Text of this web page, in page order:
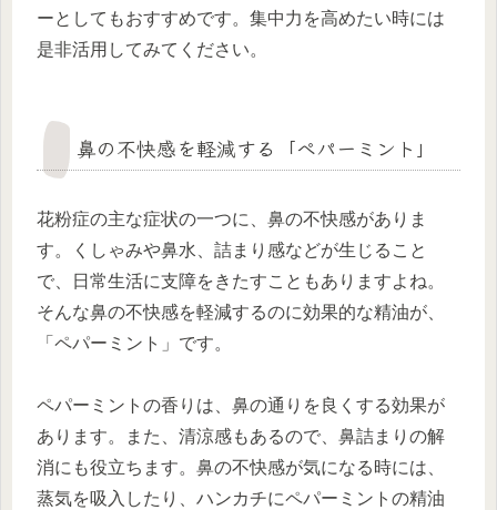
ーとしてもおすすめです。集中力を高めたい時には
是非活用してみてください。
鼻の不快感を軽減する「ペパーミント」
花粉症の主な症状の一つに、鼻の不快感がありま
す。くしゃみや鼻水、詰まり感などが生じること
で、日常生活に支障をきたすこともありますよね。
そんな鼻の不快感を軽減するのに効果的な精油が、
「ペパーミント」です。
ペパーミントの香りは、鼻の通りを良くする効果が
あります。また、清涼感もあるので、鼻詰まりの解
消にも役立ちます。鼻の不快感が気になる時には、
蒸気を吸入したり、ハンカチにペパーミントの精油